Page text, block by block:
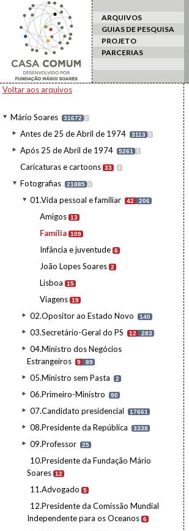
ARQUIVOS
GUIAS DE PESQUISA
PROJETO
PARCERIAS
Voltar aos arquivos
Mário Soares 31672 I
Antes de 25 de Abril de 1974 3113 I
Após 25 de Abril de 1974 5261 I
Caricaturas e cartoons 33 I
Fotografias 21885 I
01.Vida pessoal e familiar 42 206
Amigos 13
Família 109
Infância e juventude 6
João Lopes Soares 2
Lisboa 15
Viagens 19
02.Opositor ao Estado Novo 140
03.Secretário-Geral do PS 12 283
04.Ministro dos Negócios
Estrangeiros
9 89
05.Ministro sem Pasta 2
06.Primeiro-Ministro 90
07.Candidato presidencial 17661
08.Presidente da República 3338
09.Professor 25
10.Presidente da Fundação Mário
Soares 12
11.Advogado 5
12.Presidente da Comissão Mundial
Independente para os Oceanos 6